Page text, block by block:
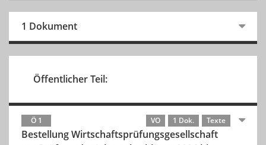
1 Dokument
Öffentlicher Teil:
Ö 1 VO 1 Dok. Texte
Bestellung Wirtschaftsprüfungsgesellschaft